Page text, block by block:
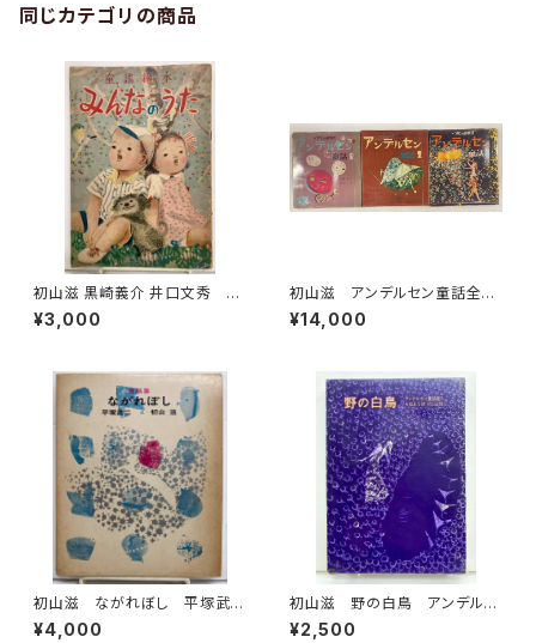
同じカテゴリの商品
初山滋 黒崎義介 井口文秀 童
謡絵本 みんなのうた 昭和24
年（1949） むさし書房
¥3,000
初山滋 アンデルセン童話全３
冊 佐藤春夫 昭和29〜30
年 トッパンの絵物語
¥14,000
初山滋 ながれぼし 平塚武
二 1965年 初版 実業之日
本社
¥4,000
初山滋 野の白鳥 アンデルセ
ン童話選２ 大畑末吉訳 197
6年 岩波書店刊
¥2,500